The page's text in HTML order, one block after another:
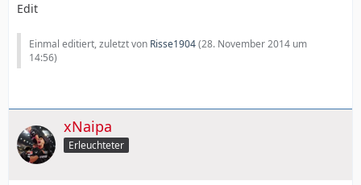
Edit
Einmal editiert, zuletzt von Risse1904(28. November 2014 um
14:56)
xNaipa
Erleuchteter